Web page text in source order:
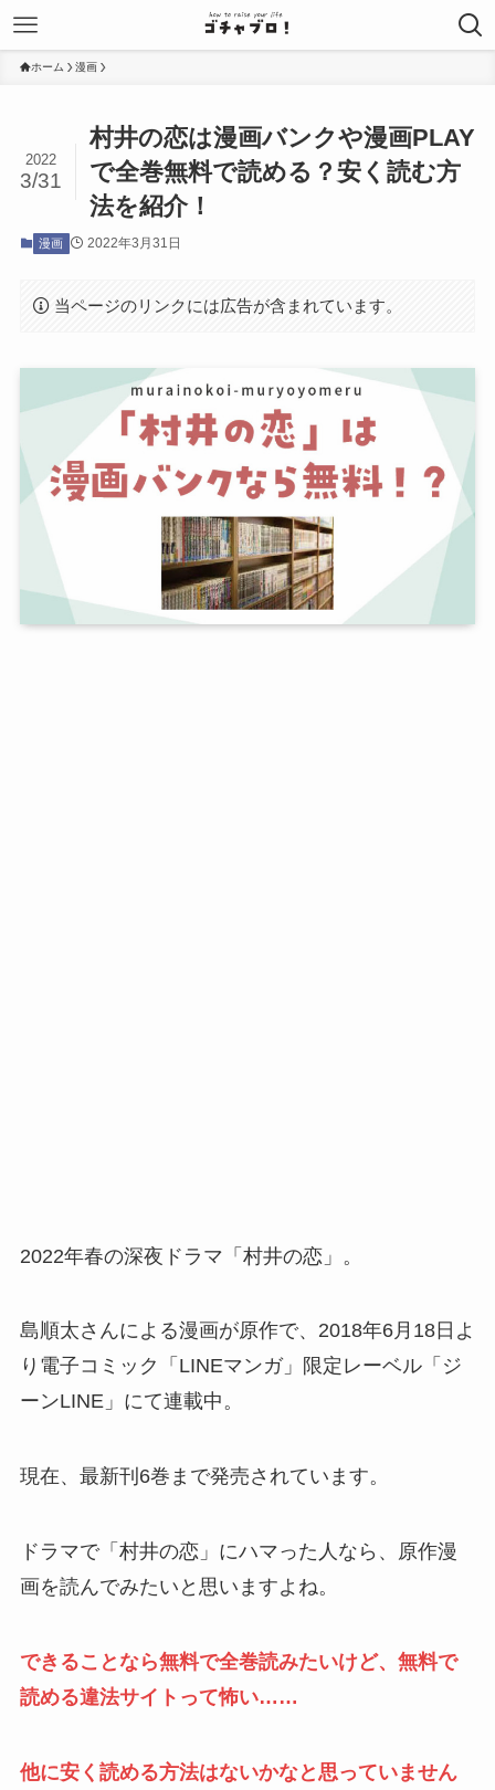
ホーム 漫画
村井の恋は漫画バンクや漫画PLAY
で全巻無料で読める？安く読む方
法を紹介！
2022
3/31
漫画 2022年3月31日
当ページのリンクには広告が含まれています。
2022年春の深夜ドラマ「村井の恋」。
島順太さんによる漫画が原作で、2018年6月18日よ
り電子コミック「LINEマンガ」限定レーベル「ジ
ーンLINE」にて連載中。
現在、最新刊6巻まで発売されています。
ドラマで「村井の恋」にハマった人なら、原作漫
画を読んでみたいと思いますよね。
できることなら無料で全巻読みたいけど、無料で
読める違法サイトって怖い……
他に安く読める方法はないかなと思っていません